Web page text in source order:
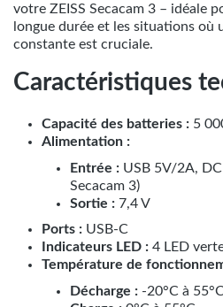
votre ZEISS Secacam 3 – idéale
longue durée et les situations où
constante est cruciale.
Caractéristiques
Capacité des batteries : 5
Alimentation :
Entrée : USB 5V/2A,
Secacam 3)
Sortie : 7,4 V
Ports : USB-C
Indicateurs LED : 4 LED
Température de
Décharge : -20°C à